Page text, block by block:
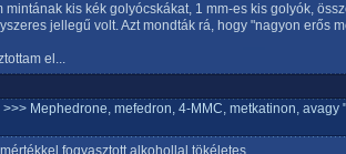
mintának kis kék golyócskákat, 1 mm-es kis golyók,
jellegű volt. Azt mondták rá, hogy "nagyon erős
el...
>>> Mephedrone, mefedron, 4-MMC, metkatinon, avagy
fogyasztott alkohollal tökéletes..